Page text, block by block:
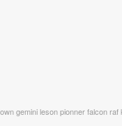
gemini leson pionner falcon raf